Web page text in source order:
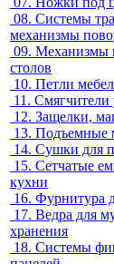
08. Системы
механизмы
09. Механизмы
столов
10. Петли
11. Смягчители
12. Защелки,
13. Подъемные
14. Сушки для
15. Сетчатые
кухни
16. Фурнитура
17. Ведра для
хранения
18. Системы